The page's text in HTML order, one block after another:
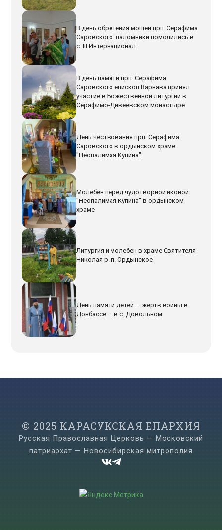
В день обретения мощей прп. Серафима
Саровского паломники помолились в
с. III Интернационал
В день памяти прп. Серафима
Саровского епископ Варнава принял
участие в Божественной литургии в
Серафимо-Дивеевском монастыре
День чествования прп. Серафима
Саровского в ордынском храме
"Неопалимая Купина".
Молебен перед чудотворной иконой
"Неопалимая Купина" в ордынском
храме
Литургия и молебен в храме Святителя
Николая р. п. Ордынское
День памяти детей — жертв войны в
Донбассе — в с. Довольном
© 2025 КАРАСУКСКАЯ ЕПАРХИЯ
Русская Православная Церковь — Московский
патриархат — Новосибирская митрополия
